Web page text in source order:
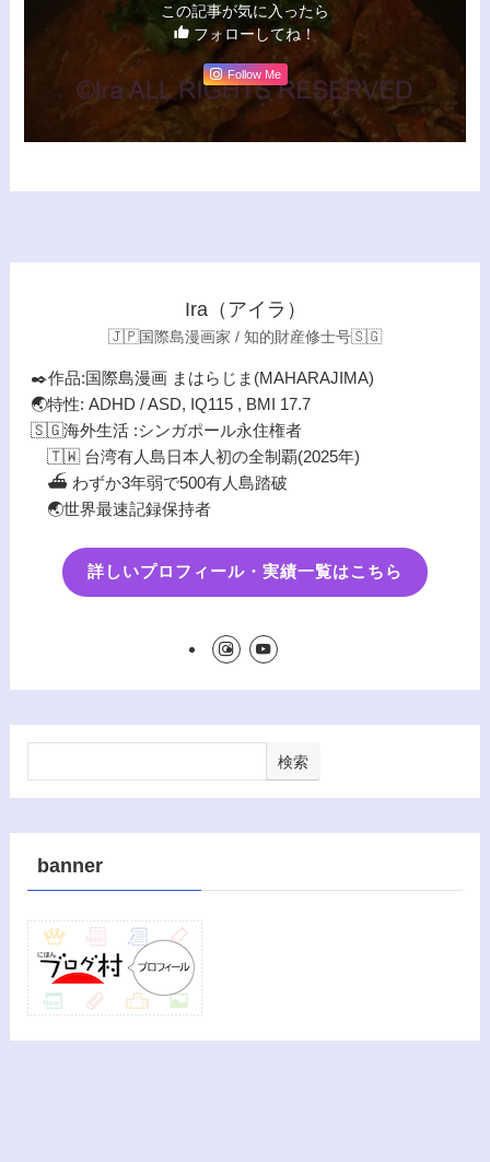
この記事が気に入ったら
フォローしてね！
Follow Me
Ira（アイラ）
🇯🇵国際島漫画家 / 知的財産修士号🇸🇬
✒️作品:国際島漫画 まはらじま(MAHARAJIMA)
🌏特性: ADHD / ASD, IQ115 , BMI 17.7
🇸🇬海外生活 :シンガポール永住権者
🇹🇼 台湾有人島日本人初の全制覇(2025年)
⛴️ わずか3年弱で500有人島踏破
🌏世界最速記録保持者
詳しいプロフィール・実績一覧はこちら
検索
banner